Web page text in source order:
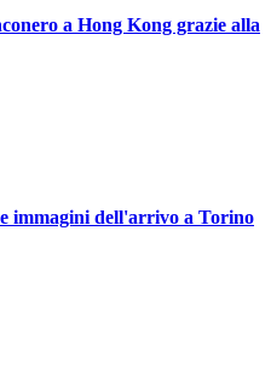
a Hong Kong grazie alla
immagini dell'arrivo a Torino